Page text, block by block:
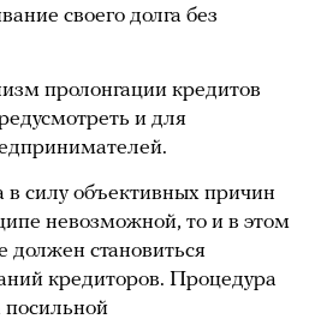
своего долга без
пролонгации кредитов
и для
в силу объективных причин
невозможной, то и в этом
должен становиться
кредиторов. Процедура
посильной